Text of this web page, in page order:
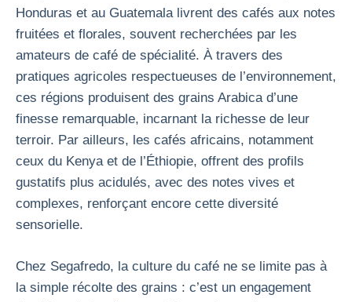
Honduras et au Guatemala livrent des cafés aux notes
fruitées et florales, souvent recherchées par les
amateurs de café de spécialité. À travers des
pratiques agricoles respectueuses de l’environnement,
ces régions produisent des grains Arabica d’une
finesse remarquable, incarnant la richesse de leur
terroir. Par ailleurs, les cafés africains, notamment
ceux du Kenya et de l’Éthiopie, offrent des profils
gustatifs plus acidulés, avec des notes vives et
complexes, renforçant encore cette diversité
sensorielle.
Chez Segafredo, la culture du café ne se limite pas à
la simple récolte des grains : c’est un engagement